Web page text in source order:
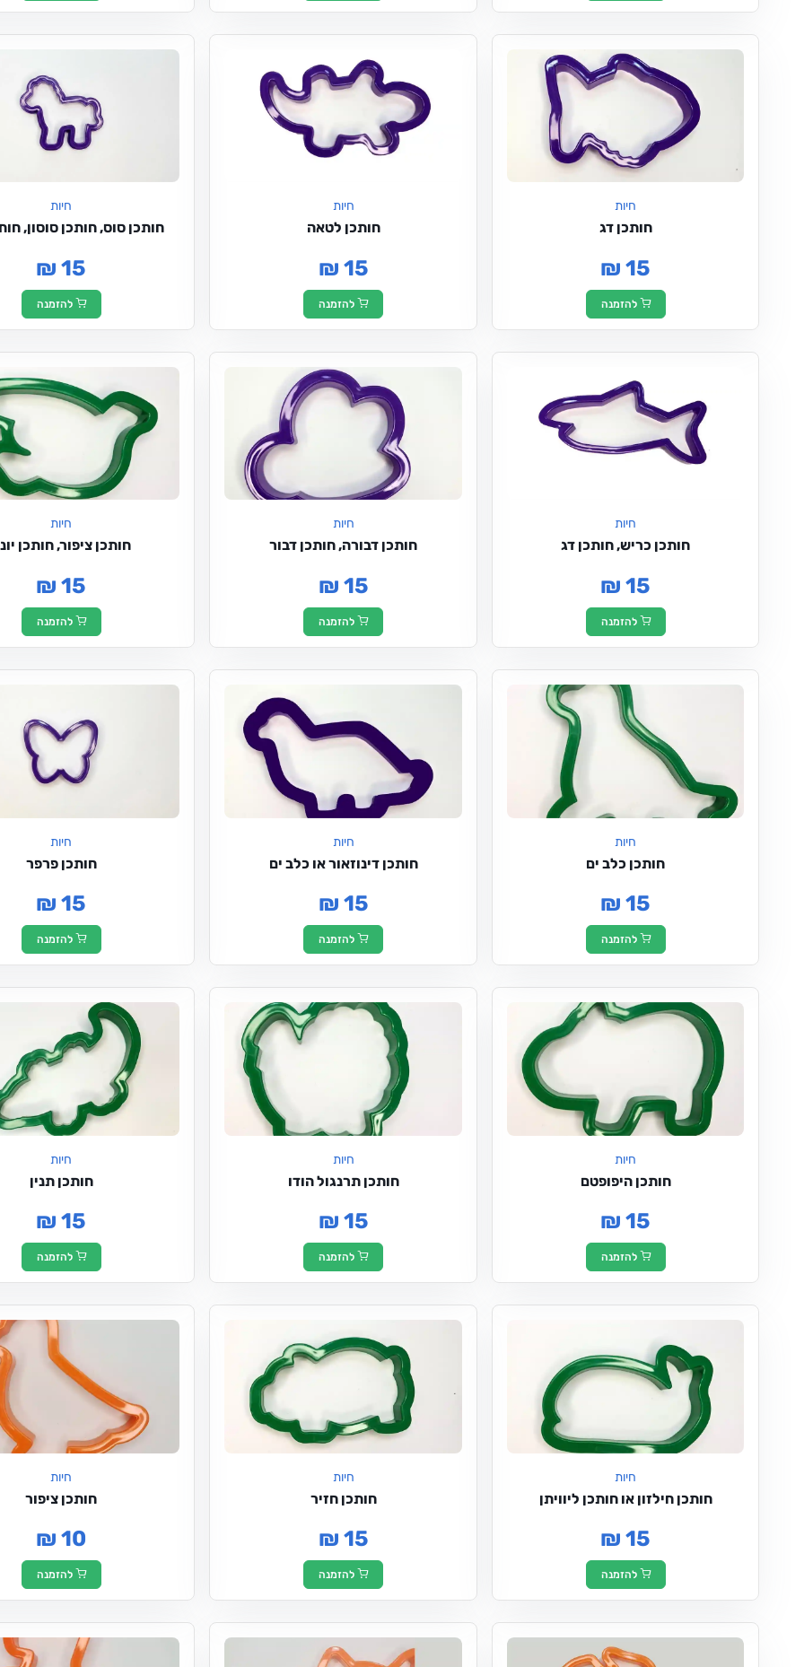
חיות
חותכן דג
₪ 15
להזמנה
חיות
חותכן לטאה
₪ 15
להזמנה
חיות
חותכן סוס, חותכן סוסון,
₪ 15
להזמנה
חיות
חותכן כריש, חותכן דג
₪ 15
להזמנה
חיות
חותכן דבורה, חותכן דבור
₪ 15
להזמנה
חיות
חותכן ציפור, חותכן
₪ 15
להזמנה
חיות
חותכן כלב ים
₪ 15
להזמנה
חיות
חותכן דינוזאור או כלב ים
₪ 15
להזמנה
חיות
חותכן פרפר
₪ 15
להזמנה
חיות
חותכן היפופטם
₪ 15
להזמנה
חיות
חותכן תרנגול הודו
₪ 15
להזמנה
חיות
חותכן תנין
₪ 15
להזמנה
חיות
חותכן חילזון או חותכן ליוויתן
₪ 15
להזמנה
חיות
חותכן חזיר
₪ 15
להזמנה
חיות
חותכן ציפור
₪ 10
להזמנה